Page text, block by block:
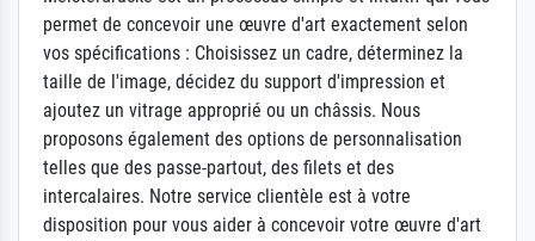
permet de concevoir une œuvre d'art exactement selon
vos spécifications : Choisissez un cadre, déterminez la
taille de l'image, décidez du support d'impression et
ajoutez un vitrage approprié ou un châssis. Nous
proposons également des options de personnalisation
telles que des passe-partout, des filets et des
intercalaires. Notre service clientèle est à votre
disposition pour vous aider à concevoir votre œuvre d'art